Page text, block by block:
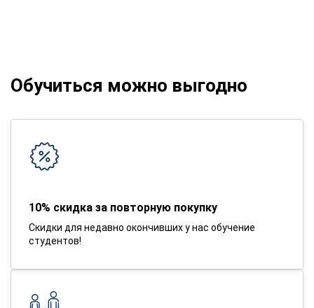
Обучиться можно выгодно
10% скидка за повторную покупку
Скидки для недавно окончивших у нас обучение
студентов!